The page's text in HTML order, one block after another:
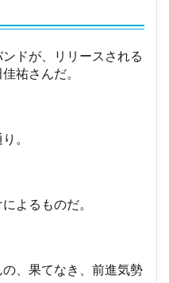
ドが、リリースされる
祐さんだ。
。
よるものだ。
、果てなき、前進気勢